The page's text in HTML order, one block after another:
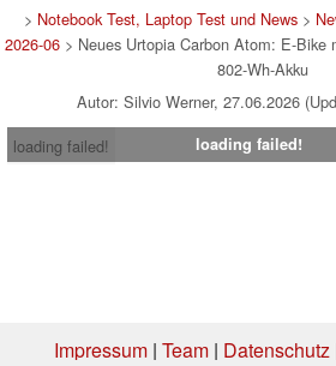
> Notebook Test, Laptop Test und News>
2026-06 > Neues Urtopia Carbon Atom: E-Bike
802-Wh-Akku
Autor: Silvio Werner, 27.06.2026
loading failed!
loading failed!
Impressum| Team| Datenschutz